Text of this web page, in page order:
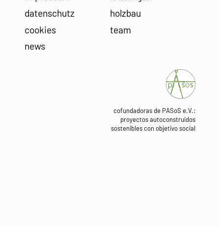
datenschutz
holzbau
cookies
team
news
cofundadoras de PASoS e.V.:
proyectos autoconstruidos
sostenibles con objetivo social